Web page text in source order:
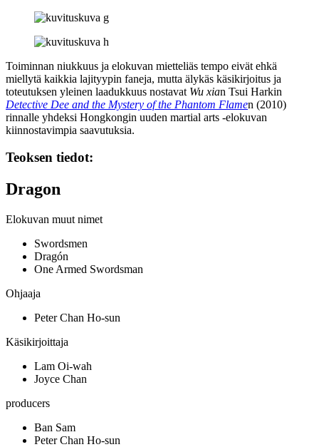
Toiminnan niukkuus ja elokuvan mietteliäs tempo eivät ehkä
miellytä kaikkia lajityypin faneja, mutta älykäs käsikirjoitus ja
toteutuksen yleinen laadukkuus nostavat Wu xian Tsui Harkin
Detective Dee and the Mystery of the Phantom Flamen (2010)
rinnalle yhdeksi Hongkongin uuden martial arts ‑elokuvan
kiinnostavimpia saavutuksia.
Teoksen tiedot:
Dragon
Elokuvan muut nimet
Swordsmen
Dragón
One Armed Swordsman
Ohjaaja
Peter Chan Ho-sun
Käsikirjoittaja
Lam Oi-wah
Joyce Chan
producers
Ban Sam
Peter Chan Ho-sun